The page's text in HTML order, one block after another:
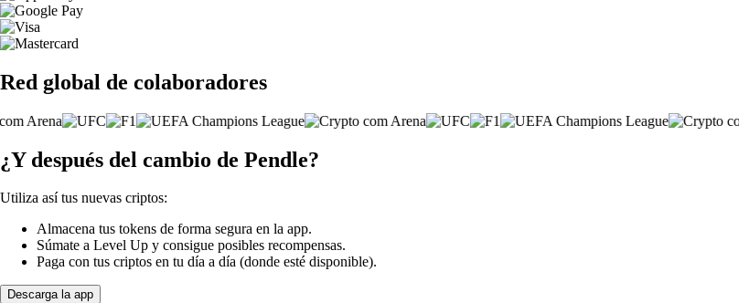
Red global de colaboradores
¿Y después del cambio de Pendle?
Utiliza así tus nuevas criptos:
Almacena tus tokens de forma segura en la app.
Súmate a Level Up y consigue posibles recompensas.
Paga con tus criptos en tu día a día (donde esté disponible).
Descarga la app